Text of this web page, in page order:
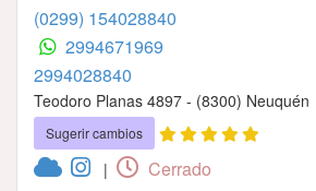
(0299) 154028840
2994671969
2994028840
Teodoro Planas 4897 - (8300) Neuquén
Sugerir cambios
| Cerrado